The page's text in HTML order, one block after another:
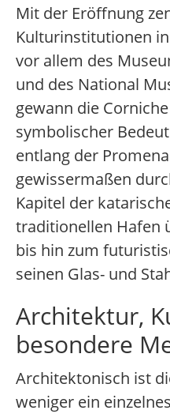
Mit der Eröffnung
Kulturinstitutionen
vor allem des
und des National
gewann die
symbolischer
entlang der
gewissermaßen
Kapitel der
traditionellen Hafen
bis hin zum
seinen Glas- und
Architektur,
besondere
Architektonisch ist
weniger ein